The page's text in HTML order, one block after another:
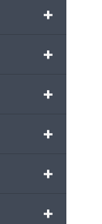
+
+
+
+
+
+